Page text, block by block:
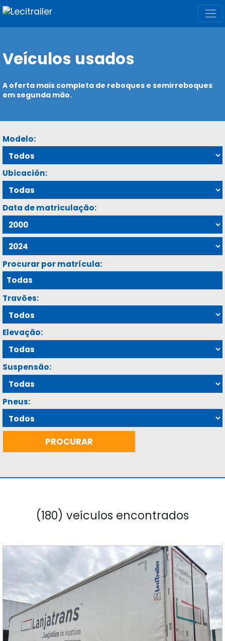
Veículos usados
A oferta mais completa de reboques e semirreboques
em segunda mão.
Modelo:
Ubicación:
Data de matriculação:
Procurar por matrícula:
Travões:
Elevação:
Suspensão:
Pneus:
(180) veículos encontrados